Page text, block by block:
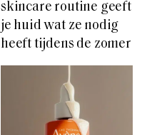
skincare routine geeft
je huid wat ze nodig
heeft tijdens de zomer